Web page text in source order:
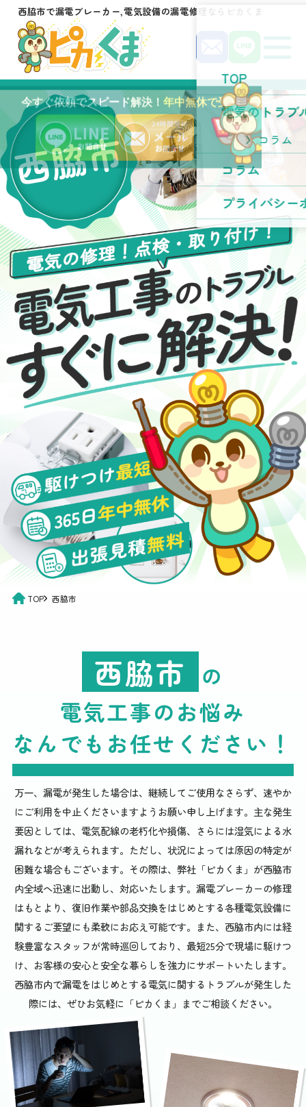
西脇市で漏電ブレーカー,電気設備の漏電修理ならピカくま
TOP
電気のトラブ
コラム
コラム
プライバシー
西脇市
TOP 西脇市
西脇市 の
電気工事のお悩み
なんでもお任せください ！
万一、漏電が発生した場合は、継続してご使用なさらず、速やか
にご利用を中止くださいますようお願い申し上げます。主な発生
要因としては、電気配線の老朽化や損傷、さらには湿気による水
漏れなどが考えられます。ただし、状況によっては原因の特定が
困難な場合もございます。その際は、弊社「ピカくま」が西脇市
内全域へ迅速に出動し、対応いたします。漏電ブレーカーの修理
はもとより、復旧作業や部品交換をはじめとする各種電気設備に
関するご要望にも柔軟にお応え可能です。また、西脇市内には経
験豊富なスタッフが常時巡回しており、最短25分で現場に駆けつ
け、お客様の安心と安全な暮らしを強力にサポートいたします。
西脇市内で漏電をはじめとする電気に関するトラブルが発生した
際には、ぜひお気軽に「ピカくま」までご相談ください。
今すぐ依頼でスピード解決！年中無休で受付中！